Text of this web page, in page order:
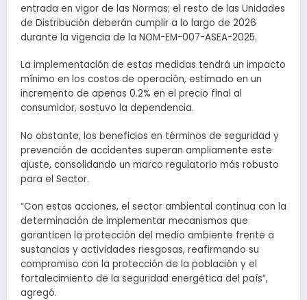
entrada en vigor de las Normas; el resto de las Unidades
de Distribución deberán cumplir a lo largo de 2026
durante la vigencia de la NOM-EM-007-ASEA-2025.
La implementación de estas medidas tendrá un impacto
mínimo en los costos de operación, estimado en un
incremento de apenas 0.2% en el precio final al
consumidor, sostuvo la dependencia.
No obstante, los beneficios en términos de seguridad y
prevención de accidentes superan ampliamente este
ajuste, consolidando un marco regulatorio más robusto
para el Sector.
“Con estas acciones, el sector ambiental continua con la
determinación de implementar mecanismos que
garanticen la protección del medio ambiente frente a
sustancias y actividades riesgosas, reafirmando su
compromiso con la protección de la población y el
fortalecimiento de la seguridad energética del país”,
agregó.